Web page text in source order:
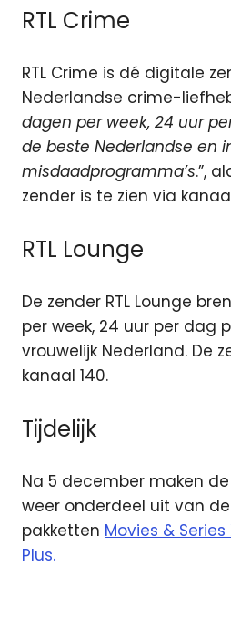
RTL Crime
RTL Crime is dé digitale
Nederlandse crime-
dagen per week, 24 uur
de beste Nederlandse en
misdaadprogramma’s.”,
zender is te zien via
RTL Lounge
De zender RTL Lounge
per week, 24 uur per dag
vrouwelijk Nederland. De
kanaal 140.
Tijdelijk
Na 5 december maken
weer onderdeel uit van
pakketten Movies & Series
Plus.